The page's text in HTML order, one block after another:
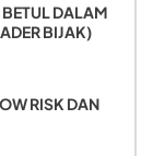
DALAM
BIJAK)
RISK DAN